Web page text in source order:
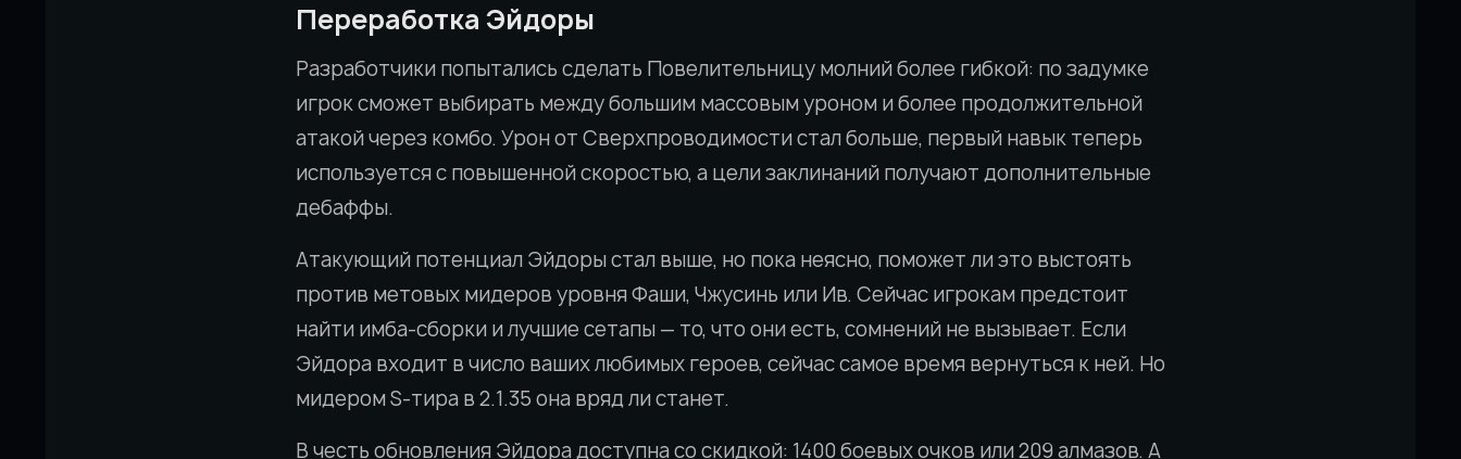
Переработка Эйдоры
Разработчики попытались сделать Повелительницу молний более гибкой: по задумке
игрок сможет выбирать между большим массовым уроном и более продолжительной
атакой через комбо. Урон от Сверхпроводимости стал больше, первый навык теперь
используется с повышенной скоростью, а цели заклинаний получают дополнительные
дебаффы.
Атакующий потенциал Эйдоры стал выше, но пока неясно, поможет ли это выстоять
против метовых мидеров уровня Фаши, Чжусинь или Ив. Сейчас игрокам предстоит
найти имба-сборки и лучшие сетапы — то, что они есть, сомнений не вызывает. Если
Эйдора входит в число ваших любимых героев, сейчас самое время вернуться к ней. Но
мидером S-тира в 2.1.35 она вряд ли станет.
В честь обновления Эйдора доступна со скидкой: 1400 боевых очков или 209 алмазов. А